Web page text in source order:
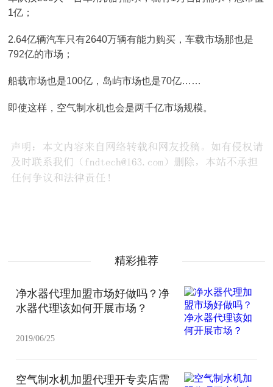
1亿；
2.64亿辆汽车只有2640万辆有能力购买，车载市场那也是
792亿的市场；
船载市场也是100亿，岛屿市场也是70亿……
即使这样，空气制水机也会是两千亿市场规模。
精彩推荐
净水器代理加盟市场好做吗？净
水器代理该如何开展市场？
2019/06/25
空气制水机加盟代理开专卖店需